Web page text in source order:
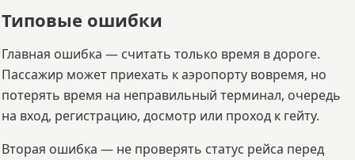
Типовые ошибки
Главная ошибка — считать только время в дороге.
Пассажир может приехать к аэропорту вовремя, но
потерять время на неправильный терминал, очередь
на вход, регистрацию, досмотр или проход к гейту.
Вторая ошибка — не проверять статус рейса перед